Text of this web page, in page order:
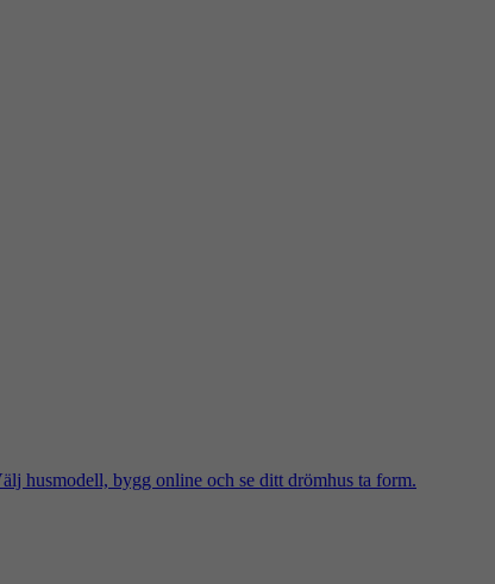
husmodell, bygg online och se ditt drömhus ta form.